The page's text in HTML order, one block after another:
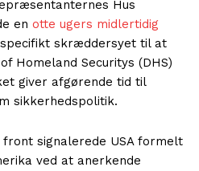
Hus
en otte ugers midlertidig
skræddersyet til at
Homeland Securitys (DHS)
giver afgørende tid til
sikkerhedspolitik.
signalerede USA formelt
ved at anerkende